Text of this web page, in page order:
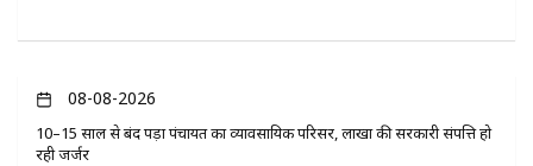
08-08-2026
10–15 साल से बंद पड़ा पंचायत का व्यावसायिक परिसर, लाखों की सरकारी संपत्ति हो
रही जर्जर